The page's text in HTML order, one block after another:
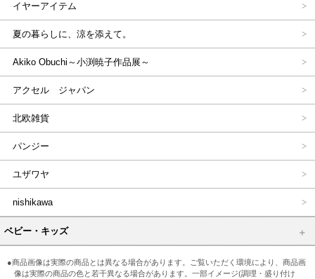
イヤーアイテム
夏の暮らしに、涼を添えて。
Akiko Obuchi～小渕暁子作品展～
アクセル ジャパン
北欧雑貨
パンジー
ユザワヤ
nishikawa
ベビー・キッズ
●商品画像は実際の商品とは異なる場合があります。ご覧いただく環境により、商品画
像は実際の商品の色と若干異なる場合があります。一部イメージ(調理・盛り付け